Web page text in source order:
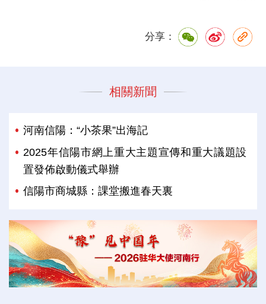
分享：
相關新聞
河南信陽：“小茶果”出海記
2025年信陽市網上重大主題宣傳和重大議題設
置發佈啟動儀式舉辦
信陽市商城縣：課堂搬進春天裏